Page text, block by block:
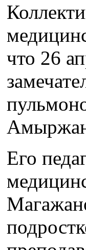
что 26
Его